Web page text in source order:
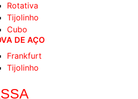
Rotativa
Tijolinho
Cubo
DE AÇO
Frankfurt
Tijolinho